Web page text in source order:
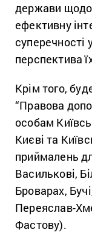
держави
ефективну
суперечності
перспектива
Крім того,
“Правова
особам
Києві та
приймалень
Василькові,
Броварах,
Переяслав-
Фастову).